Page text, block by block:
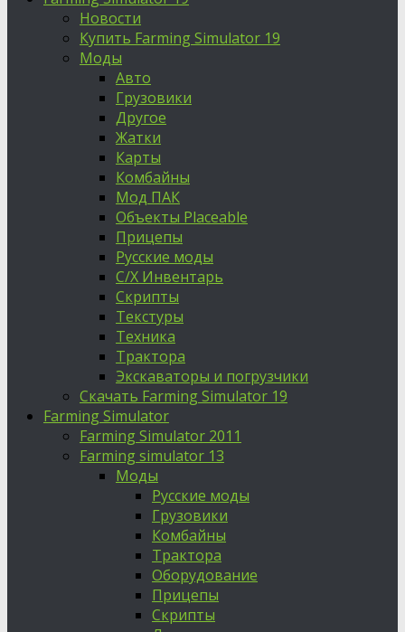
Новости
Купить Farming Simulator 19
Моды
Авто
Грузовики
Другое
Жатки
Карты
Комбайны
Мод ПАК
Объекты Placeable
Прицепы
Русские моды
С/Х Инвентарь
Скрипты
Текстуры
Техника
Трактора
Экскаваторы и погрузчики
Скачать Farming Simulator 19
Farming Simulator
Farming Simulator 2011
Farming simulator 13
Моды
Русские моды
Грузовики
Комбайны
Трактора
Оборудование
Прицепы
Скрипты